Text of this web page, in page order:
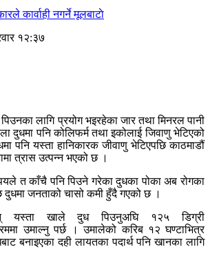
मूलबाटाे
१२:३७
पिउनका लागि प्रयोग भइरहेका जार तथा मिनरल पानी
दुधमा पनि कोलिफर्म तथा इकोलाई जिवाणु भेटिएको
पनि यस्ता हानिकारक जीवाणु भेटिएपछि काठमाडौं
त्रास उत्पन्न भएको छ ।
त काँचै पनि पिउने गरेका दुधका पोका अब रोगका
दुधमा जनताको चासो कमी हुँदै गएको छ ।
यस्ता खाले दुध पिउनुअघि १२५ डिग्री
उमाल्नु पर्छ । उमालेको करिब १२ घण्टाभित्र
बनाइएका दही लायतका पदार्थ पनि खानका लागि